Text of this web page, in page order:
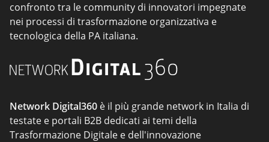
confronto tra le community di innovatori impegnate
nei processi di trasformazione organizzativa e
tecnologica della PA italiana.
Network Digital360 è il più grande network in Italia di
testate e portali B2B dedicati ai temi della
Trasformazione Digitale e dell'innovazione